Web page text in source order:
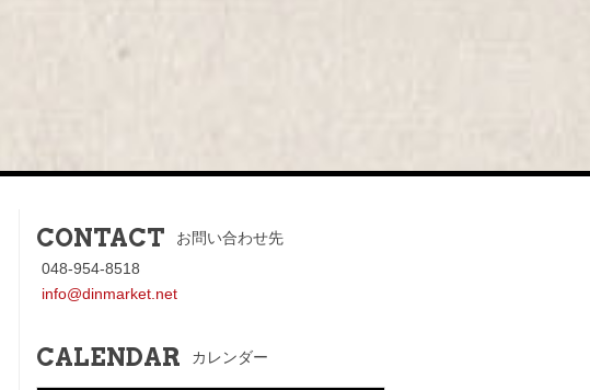
CONTACT
お問い合わせ先
048-954-8518
info@dinmarket.net
CALENDAR カレンダー